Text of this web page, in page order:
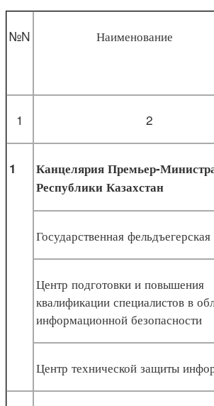
№N Наименование
1 2
1
Канцелярия Премьер-
Республики Казахстан
Государственная
Центр подготовки и повышения
квалификации специалистов в
информационной безопасности
Центр технической защиты